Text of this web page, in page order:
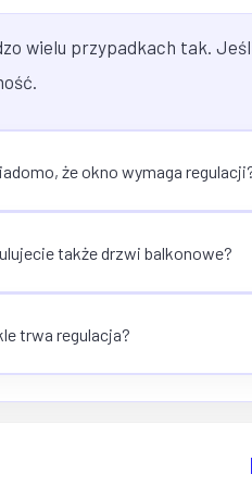
wielu przypadkach tak.
że okno wymaga
także drzwi balkonowe?
trwa regulacja?